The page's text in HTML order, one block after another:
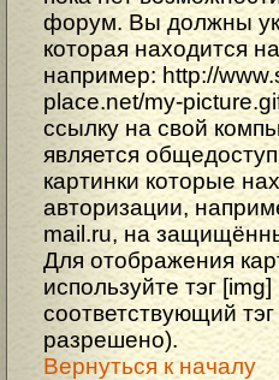
форум. Вы должны
которая находится
например: http://
place.net/my-
ссылку на свой
является
картинки которые
авторизации,
mail.ru, на
Для отображения
используйте тэг
соответствующий
разрешено).
Вернуться к началу